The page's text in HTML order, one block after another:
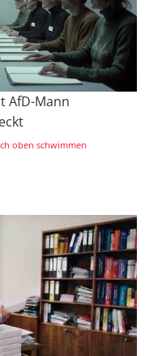
AfD-Mann
oben schwimmen